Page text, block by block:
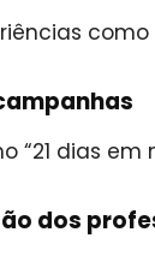
como
“21 dias
dos